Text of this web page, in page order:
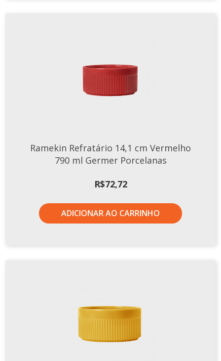
Ramekin Refratário 14,1 cm Vermelho
790 ml Germer Porcelanas
R$72,72
ADICIONAR AO CARRINHO